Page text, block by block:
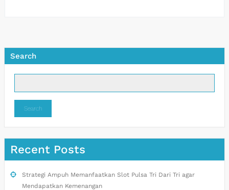
Search
Search
Recent Posts
Strategi Ampuh Memanfaatkan Slot Pulsa Tri Dari Tri agar
Mendapatkan Kemenangan